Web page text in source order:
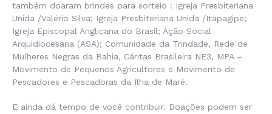
também doaram brindes para sorteio : Igreja Presbiteriana
Unida /Valério Silva; Igreja Presbiteriana Unida /Itapagipe;
Igreja Episcopal Anglicana do Brasil; Ação Social
Arquidiocesana (ASA); Comunidade da Trindade, Rede de
Mulheres Negras da Bahia, Cáritas Brasileira NE3, MPA –
Movimento de Pequenos Agricultores e Movimento de
Pescadores e Pescadoras da Ilha de Maré.
E ainda dá tempo de você contribuir. Doações podem ser